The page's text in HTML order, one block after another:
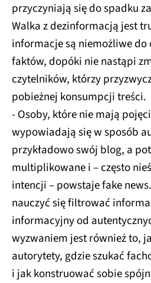
przyczyniają się do spadku
Walka z dezinformacją jest
informacje są niemożliwe do
faktów, dopóki nie nastąpi
czytelników, którzy
pobieżnej konsumpcji treści.
- Osoby, które nie mają
wypowiadają się w sposób
przykładowo swój blog, a
multiplikowane i – często
intencji – powstaje fake
nauczyć się filtrować
informacyjny od
wyzwaniem jest również to,
autorytety, gdzie szukać
i jak konstruować sobie